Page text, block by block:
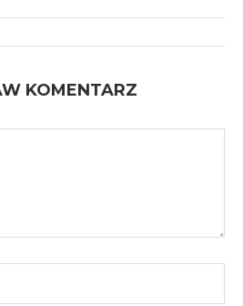
KOMENTARZ